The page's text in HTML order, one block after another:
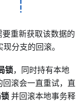
重新获取该数据的
分支的回滚。
锁，同时持有本地
滚会一直重试，直
并回滚本地事务释